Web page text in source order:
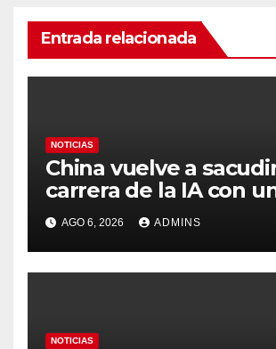
Entrada relacionada
NOTICIAS
China vuelve a
carrera de la IA con
modelo capaz de
durante días sin
humana
AGO 6, 2026 ADMINS
NOTICIAS